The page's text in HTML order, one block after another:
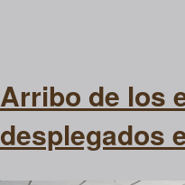
Arribo de los
desplegados